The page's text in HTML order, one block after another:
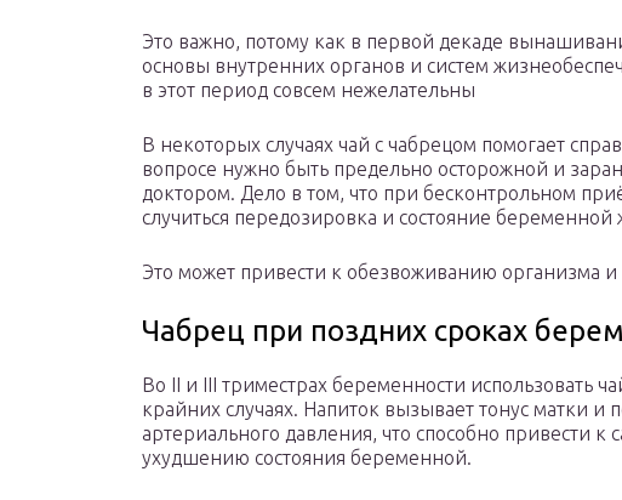
Это важно, потому как в первой декаде
основы внутренних органов и систем
в этот период совсем нежелательны
В некоторых случаях чай с чабрецом помогает
вопросе нужно быть предельно осторожной и
доктором. Дело в том, что при бесконтрольном
случиться передозировка и состояние беременной
Это может привести к обезвоживанию организма
Чабрец при поздних сроках
Во II и III триместрах беременности использовать
крайних случаях. Напиток вызывает тонус матки и
артериального давления, что способно привести
ухудшению состояния беременной.